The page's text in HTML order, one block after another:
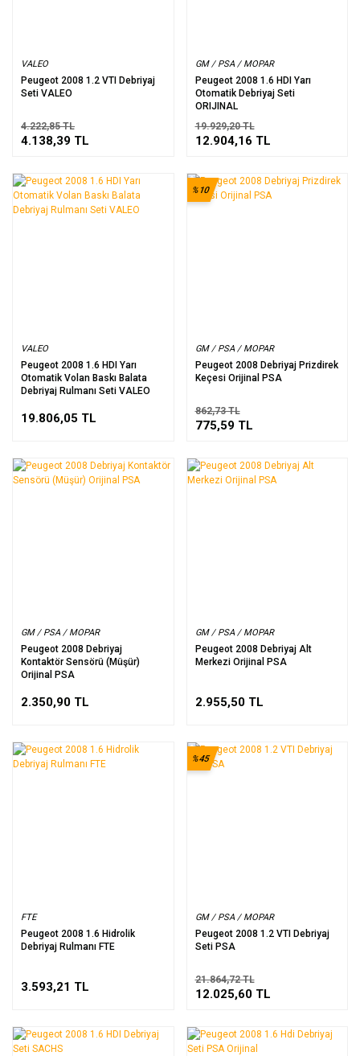
VALEO
Peugeot 2008 1.2 VTI Debriyaj
Seti VALEO
4.222,85 TL
4.138,39 TL
GM / PSA / MOPAR
Peugeot 2008 1.6 HDI Yarı
Otomatik Debriyaj Seti
ORIJINAL
19.929,20 TL
12.904,16 TL
VALEO
Peugeot 2008 1.6 HDI Yarı
Otomatik Volan Baskı Balata
Debriyaj Rulmanı Seti VALEO
19.806,05 TL
GM / PSA / MOPAR
Peugeot 2008 Debriyaj Prizdirek
Keçesi Orijinal PSA
%10
862,73 TL
775,59 TL
GM / PSA / MOPAR
Peugeot 2008 Debriyaj
Kontaktör Sensörü (Müşür)
Orijinal PSA
2.350,90 TL
GM / PSA / MOPAR
Peugeot 2008 Debriyaj Alt
Merkezi Orijinal PSA
2.955,50 TL
FTE
Peugeot 2008 1.6 Hidrolik
Debriyaj Rulmanı FTE
3.593,21 TL
GM / PSA / MOPAR
Peugeot 2008 1.2 VTI Debriyaj
Seti PSA
%45
21.864,72 TL
12.025,60 TL